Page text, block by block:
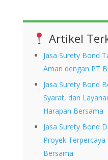
Artikel
Jasa Surety Bond
Aman dengan PT
Jasa Surety Bond
Syarat, dan
Harapan Bersama
Jasa Surety Bond
Proyek
Bersama